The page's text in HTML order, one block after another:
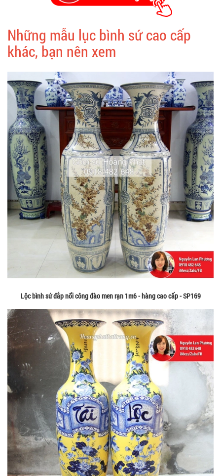
Những mẫu lục bình sứ cao cấp
khác, bạn nên xem
Lộc bình sứ đắp nổi công đào men rạn 1m6 - hàng cao cấp - SP169